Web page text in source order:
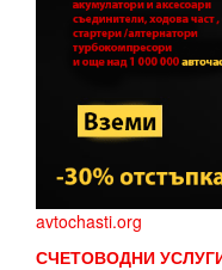
avtochasti.org
СЧЕТОВОДНИ